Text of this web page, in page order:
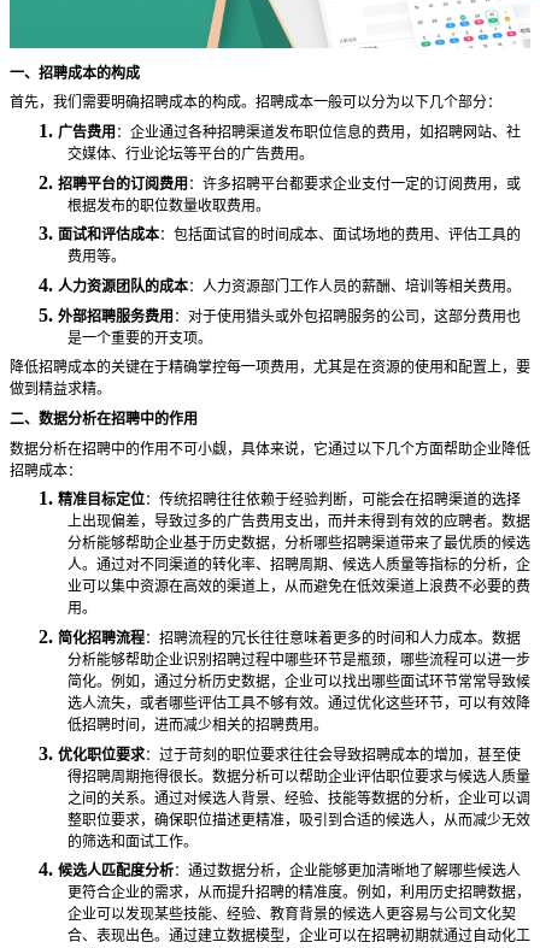
一、招聘成本的构成
首先，我们需要明确招聘成本的构成。招聘成本一般可以分为以下几个部分：
1. 广告费用 ：企业通过各种招聘渠道发布职位信息的费用，如招聘网站、社
交媒体、行业论坛等平台的广告费用。
2. 招聘平台的订阅费用 ：许多招聘平台都要求企业支付一定的订阅费用，或
根据发布的职位数量收取费用。
3. 面试和评估成本：包括面试官的时间成本、面试场地的费用、评估工具的
费用等。
4. 人力资源团队的成本：人力资源部门工作人员的薪酬、培训等相关费用。
5. 外部招聘服务费用 ：对于使用猎头或外包招聘服务的公司，这部分费用也
是一个重要的开支项。
降低招聘成本的关键在于精确掌控每一项费用，尤其是在资源的使用和配置上，要
做到精益求精。
二、数据分析在招聘中的作用
数据分析在招聘中的作用不可小觑，具体来说，它通过以下几个方面帮助企业降低
招聘成本：
1. 精准目标定位：传统招聘往往依赖于经验判断，可能会在招聘渠道的选择
上出现偏差，导致过多的广告费用支出，而并未得到有效的应聘者。数据
分析能够帮助企业基于历史数据，分析哪些招聘渠道带来了最优质的候选
人。通过对不同渠道的转化率、招聘周期、候选人质量等指标的分析，企
业可以集中资源在高效的渠道上，从而避免在低效渠道上浪费不必要的费
用。
2. 简化招聘流程：招聘流程的冗长往往意味着更多的时间和人力成本。数据
分析能够帮助企业识别招聘过程中哪些环节是瓶颈，哪些流程可以进一步
简化。例如，通过分析历史数据，企业可以找出哪些面试环节常常导致候
选人流失，或者哪些评估工具不够有效。通过优化这些环节，可以有效降
低招聘时间，进而减少相关的招聘费用。
3. 优化职位要求：过于苛刻的职位要求往往会导致招聘成本的增加，甚至使
得招聘周期拖得很长。数据分析可以帮助企业评估职位要求与候选人质量
之间的关系。通过对候选人背景、经验、技能等数据的分析，企业可以调
整职位要求，确保职位描述更精准，吸引到合适的候选人，从而减少无效
的筛选和面试工作。
4. 候选人匹配度分析：通过数据分析，企业能够更加清晰地了解哪些候选人
更符合企业的需求，从而提升招聘的精准度。例如，利用历史招聘数据，
企业可以发现某些技能、经验、教育背景的候选人更容易与公司文化契
合、表现出色。通过建立数据模型，企业可以在招聘初期就通过自动化工